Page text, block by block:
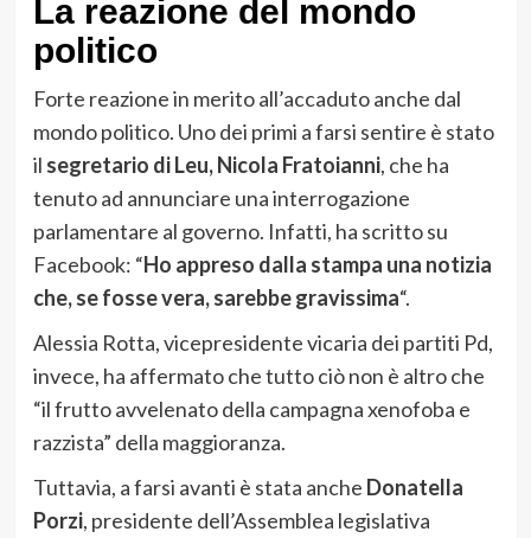
La reazione del mondo
politico
Forte reazione in merito all’accaduto anche dal
mondo politico. Uno dei primi a farsi sentire è stato
il segretario di Leu, Nicola Fratoianni, che ha
tenuto ad annunciare una interrogazione
parlamentare al governo. Infatti, ha scritto su
Facebook: “Ho appreso dalla stampa una notizia
che, se fosse vera, sarebbe gravissima“.
Alessia Rotta, vicepresidente vicaria dei partiti Pd,
invece, ha affermato che tutto ciò non è altro che
“il frutto avvelenato della campagna xenofoba e
razzista” della maggioranza.
Tuttavia, a farsi avanti è stata anche Donatella
Porzi, presidente dell’Assemblea legislativa